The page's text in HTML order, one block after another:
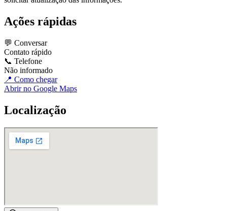
Ações rápidas
💬 Conversar
Contato rápido
📞 Telefone
Não informado
📍 Como chegar
Abrir no Google Maps
Localização